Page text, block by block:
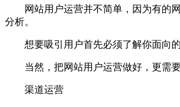
网站用户运营并不简单，因为有的网
分析。
想要吸引用户首先必须了解你面向的
当然，把网站用户运营做好，更需要
渠道运营